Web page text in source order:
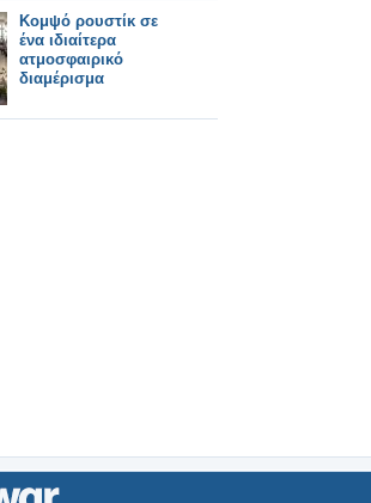
Κομψό ρουστίκ σε
ένα ιδιαίτερα
ατμοσφαιρικό
διαμέρισμα